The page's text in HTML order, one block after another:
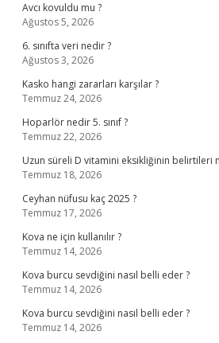
Avcı kovuldu mu ?
Ağustos 5, 2026
6. sınıfta veri nedir ?
Ağustos 3, 2026
Kasko hangi zararları karşılar ?
Temmuz 24, 2026
Hoparlör nedir 5. sınıf ?
Temmuz 22, 2026
Uzun süreli D vitamini eksikliğinin belirtileri
Temmuz 18, 2026
Ceyhan nüfusu kaç 2025 ?
Temmuz 17, 2026
Kova ne için kullanılır ?
Temmuz 14, 2026
Kova burcu sevdiğini nasıl belli eder ?
Temmuz 14, 2026
Kova burcu sevdiğini nasıl belli eder ?
Temmuz 14, 2026